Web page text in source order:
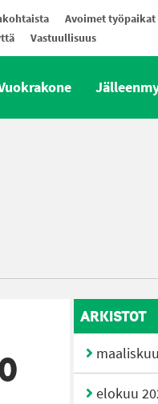
Avoimet työpaikat
Vastuullisuus
ARKISTOT
elokuu